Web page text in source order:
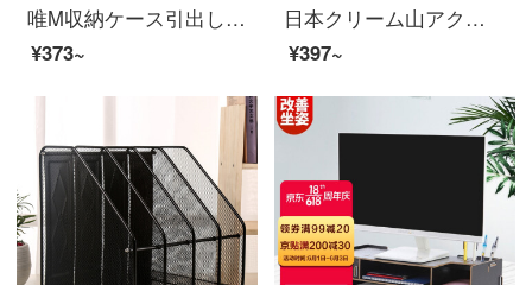
唯M収納ケース引出し式デスクトップ収納ケース多重箱大オフィスデスクデスク片付け神器三重混色（黄＋橙＋緑）
¥373~
日本クリーム山アクリルラック化粧品U型拡大棚台所のテーブルに穴なし仕切棚冷蔵庫透明層収納棚アクリル分離棚（26*17.5*16 cm）
¥397~